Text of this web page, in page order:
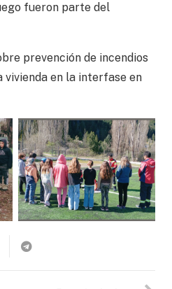
fueron parte del
prevención de incendios
en la interfase en